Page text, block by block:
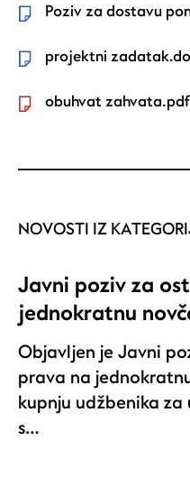
Poziv za dostavu
projektni
obuhvat zahvata.pdf
NOVOSTI IZ
Javni poziv za
jednokratnu
Objavljen je Javni
prava na
kupnju udžbenika za
s…